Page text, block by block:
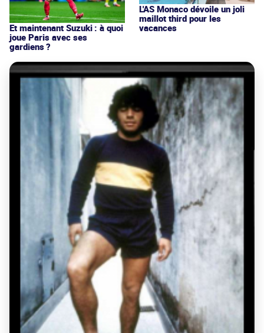
Et maintenant Suzuki : à quoi
joue Paris avec ses
gardiens ?
L'AS Monaco dévoile un joli
maillot third pour les
vacances